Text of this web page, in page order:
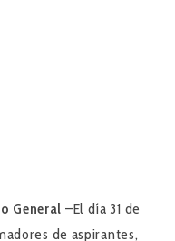
General –El día 31 de
de aspirantes,